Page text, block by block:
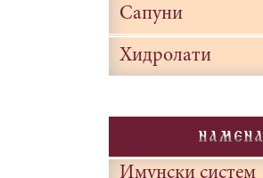
Сапуни
Хидролати
NAMENA
Имунски систем